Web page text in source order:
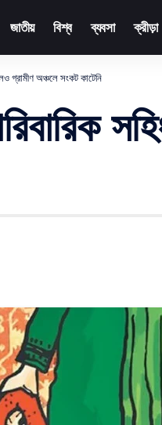
জাতীয় বিশ্ব ব্যবসা ক্রীড়া
গ্রামীণ অঞ্চলে সংকট কাটেনি